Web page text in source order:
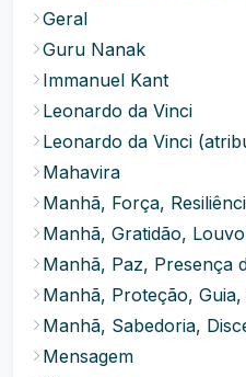
Geral
Guru Nanak
Immanuel Kant
Leonardo da Vinci
Leonardo da Vinci
Mahavira
Manhã, Força,
Manhã, Gratidão,
Manhã, Paz, Presença
Manhã, Proteção,
Manhã, Sabedoria,
Mensagem